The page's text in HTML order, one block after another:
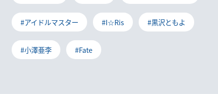
#アイドルマスター #I☆Ris #黒沢ともよ
#小澤亜李 #Fate